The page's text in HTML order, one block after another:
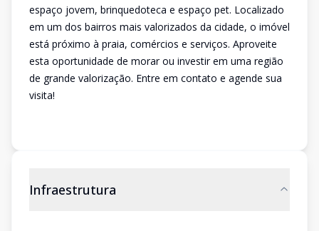
espaço jovem, brinquedoteca e espaço pet. Localizado
em um dos bairros mais valorizados da cidade, o imóvel
está próximo à praia, comércios e serviços. Aproveite
esta oportunidade de morar ou investir em uma região
de grande valorização. Entre em contato e agende sua
visita!
Infraestrutura